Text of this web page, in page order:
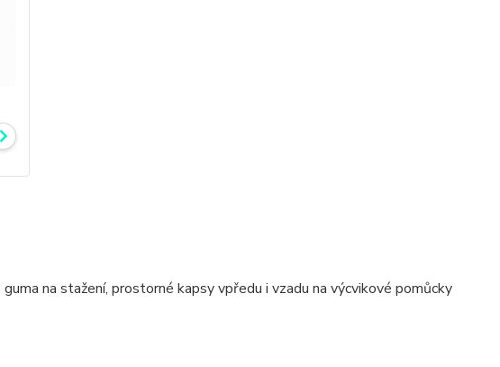
na stažení, prostorné kapsy vpředu i vzadu na výcvikové pomůcky